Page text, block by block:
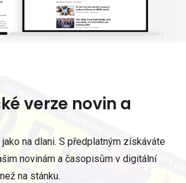
verze novin a
na dlani. S předplatným získáváte
novinám a časopisům v digitální
na stánku.